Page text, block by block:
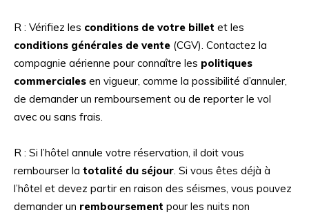
R : Vérifiez les conditions de votre billet et les
conditions générales de vente (CGV). Contactez la
compagnie aérienne pour connaître les politiques
commerciales en vigueur, comme la possibilité d’annuler,
de demander un remboursement ou de reporter le vol
avec ou sans frais.
R : Si l’hôtel annule votre réservation, il doit vous
rembourser la totalité du séjour. Si vous êtes déjà à
l’hôtel et devez partir en raison des séismes, vous pouvez
demander un remboursement pour les nuits non